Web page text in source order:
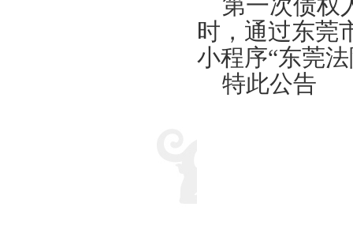
时，通过东莞
小程序“东莞
特此公告